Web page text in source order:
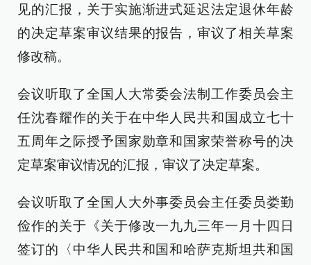
见的汇报，关于实施渐进式延迟法定退休年龄
的决定草案审议结果的报告，审议了相关草案
修改稿。
会议听取了全国人大常委会法制工作委员会主
任沈春耀作的关于在中华人民共和国成立七十
五周年之际授予国家勋章和国家荣誉称号的决
定草案审议情况的汇报，审议了决定草案。
会议听取了全国人大外事委员会主任委员娄勤
俭作的关于《关于修改一九九三年一月十四日
签订的〈中华人民共和国和哈萨克斯坦共和国